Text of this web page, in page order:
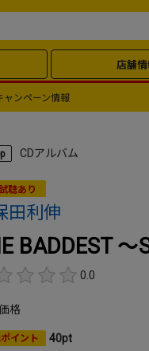
店舗情
ャンペーン情報
CDアルバム
聴あり
田利伸
BADDEST
0.0
格
イント 40pt